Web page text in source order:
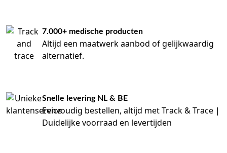
7.000+ medische producten
Altijd een maatwerk aanbod of gelijkwaardig
alternatief.
Snelle levering NL & BE
Eenvoudig bestellen, altijd met Track & Trace |
Duidelijke voorraad en levertijden